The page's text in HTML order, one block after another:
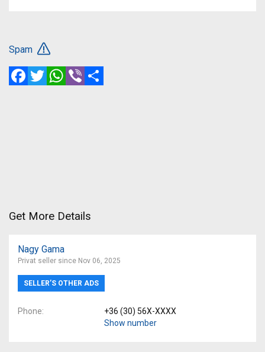
Spam
FacebookTwitterWhatsApp
Viber
Get More Details
Nagy Gama
Privat seller since Nov 06, 2025
SELLER’S OTHER ADS
Phone
+36 (30) 56X-XXXX
Show number